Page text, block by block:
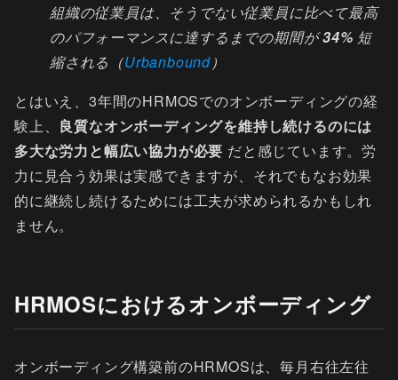
組織の従業員は、そうでない従業員に比べて最高
のパフォーマンスに達するまでの期間が34% 短
縮される（Urbanbound）
とはいえ、3年間のHRMOSでのオンボーディングの経
験上、 良質なオンボーディングを維持し続けるのには
多大な労力と幅広い協力が必要 だと感じています。労
力に見合う効果は実感できますが、それでもなお効果
的に継続し続けるためには工夫が求められるかもしれ
ません。
HRMOSにおけるオンボーディング
オンボーディング構築前のHRMOSは、毎月右往左往